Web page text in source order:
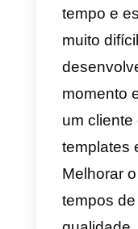
Isso
ela